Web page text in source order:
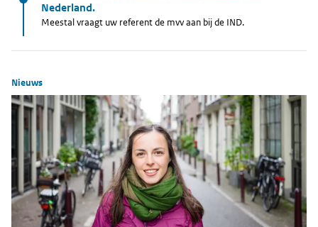
Nederland.
Meestal vraagt uw referent de mvv aan bij de IND.
Nieuws